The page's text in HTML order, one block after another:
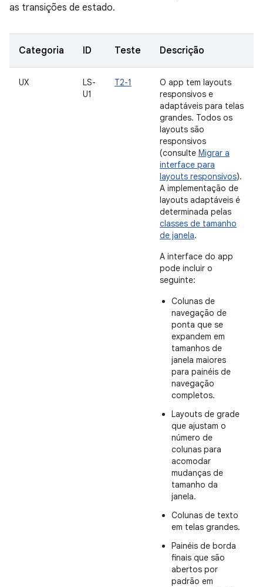
as transições de estado.
Categoria ID Teste Descrição
UX
LS-
U1
T2-1
O app tem layouts
responsivos e
adaptáveis para telas
grandes. Todos os
layouts são
responsivos
(consulte Migrar a
interface para
layouts responsivos).
A implementação de
layouts adaptáveis é
determinada pelas
classes de tamanho
de janela.
A interface do app
pode incluir o
seguinte:
Colunas de
navegação de
ponta que se
expandem em
tamanhos de
janela maiores
para painéis de
navegação
completos.
Layouts de grade
que ajustam o
número de
colunas para
acomodar
mudanças de
tamanho da
janela.
Colunas de texto
em telas grandes.
Painéis de borda
finais que são
abertos por
padrão em